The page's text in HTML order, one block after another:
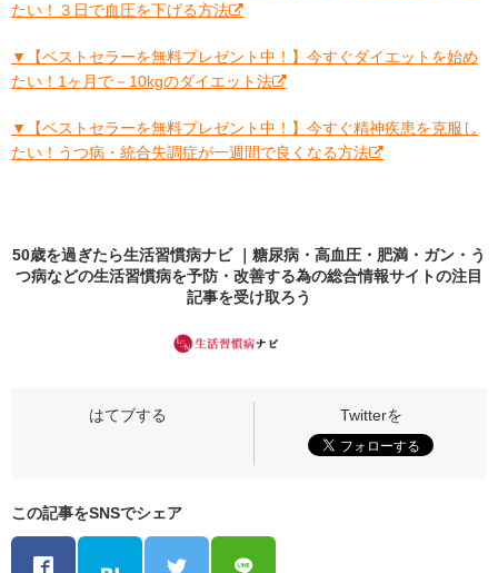
たい！３日で血圧を下げる方法
▼【ベストセラーを無料プレゼント中！】今すぐダイエットを始め
たい！1ヶ月で－10kgのダイエット法
▼【ベストセラーを無料プレゼント中！】今すぐ精神疾患を克服し
たい！うつ病・統合失調症が一週間で良くなる方法
50歳を過ぎたら生活習慣病ナビ ｜糖尿病・高血圧・肥満・ガン・う
つ病などの生活習慣病を予防・改善する為の総合情報サイトの注目
記事を受け取ろう
この記事をSNSでシェア